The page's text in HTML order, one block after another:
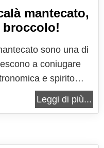
mantecato,
broccolo!
sono una di
a coniugare
e spirito
piccolo ma
bocconi pensati
Leggi di più...